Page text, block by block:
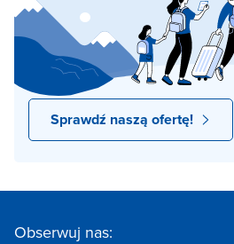
Sprawdź naszą ofertę!
Obserwuj nas: